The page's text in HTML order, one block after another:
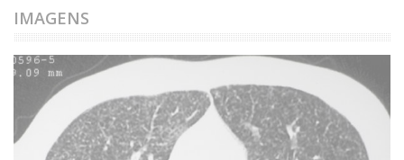
IMAGENS